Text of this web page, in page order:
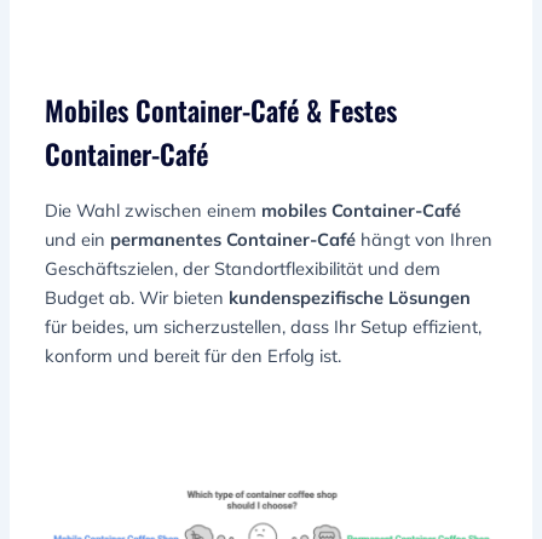
Mobiles Container-Café & Festes
Container-Café
Die Wahl zwischen einem mobiles Container-Café
und ein permanentes Container-Café hängt von Ihren
Geschäftszielen, der Standortflexibilität und dem
Budget ab. Wir bieten kundenspezifische Lösungen
für beides, um sicherzustellen, dass Ihr Setup effizient,
konform und bereit für den Erfolg ist.